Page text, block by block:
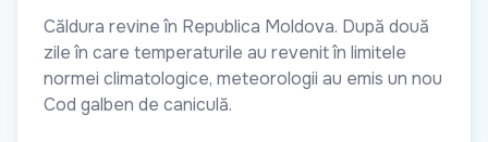
Căldura revine în Republica Moldova. După două
zile în care temperaturile au revenit în limitele
normei climatologice, meteorologii au emis un nou
Cod galben de caniculă.